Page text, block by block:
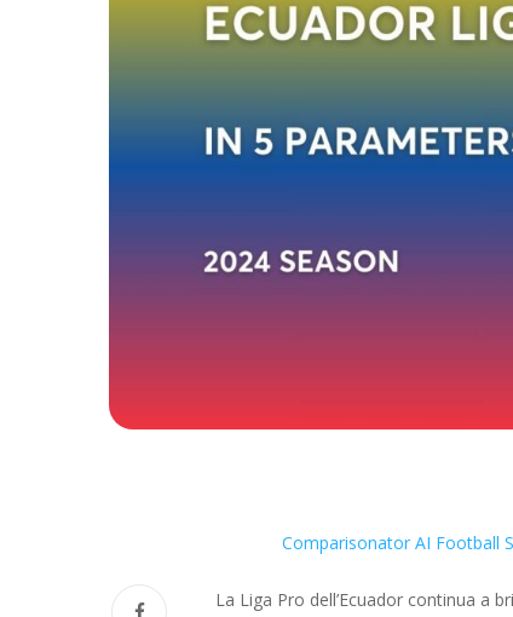
Comparisonator AI Football
La Liga Pro dell’Ecuador continua a